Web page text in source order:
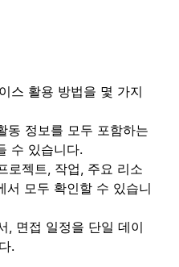
스 활용 방법을 몇 가지
동 정보를 모두 포함하는
수 있습니다.
로젝트, 작업, 주요 리소
서 모두 확인할 수 있습니
, 면접 일정을 단일 데이
.